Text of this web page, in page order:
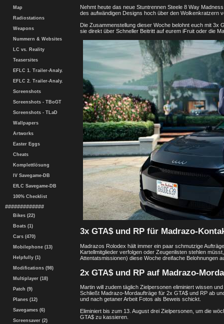
Map
Radiostations
Weapons
Nummern & Websites
LC vs. Reality
Teasersites
EFLC 1. Trailer-Analy.
EFLC 2. Trailer-Analy.
Screenshots
Screenshots - TBoGT
Screenshots - TLaD
Wallpapers
Artworks
Easter Eggs
Cheats
Komplettlösung
IV Savegame-DB
EfLC Savegame-DB
100% Checklist
#############
Bikes (22)
Boats (1)
Cars (470)
Mobilephone (13)
Helpfully (1)
Modifications (98)
Multiplayer (18)
Patch (9)
Planes (12)
Savegames (6)
Screensaver (2)
Nehmt heute das neue Stuntrennen Steele 8 Way
des aufwändigen Designs hoch über den Wolkenkratzern
Die Zusammenstellung dieser Woche belohnt euch mit 3x
sie direkt über Schneller Beitritt auf eurem iFruit oder die
3x GTA$ und RP für Madrazo-
Madrazos Rolodex hält immer ein paar schmutzige
Kartellmitglieder verfolgen oder Zeugenlisten stehlen
Attentatsmissionen) diese Woche dreifache Belohnungen
2x GTA$ und RP auf Madrazo-
Martin will zudem täglich Zielpersonen eliminiert wissen
Schließt Madrazo-Mordaufträge für 2x GTA$ und RP ab
und nach getaner Arbeit Fotos als Beweis schickt.
Eliminiert bis zum 13. August drei Zielpersonen, um die
GTA$ zu kassieren.